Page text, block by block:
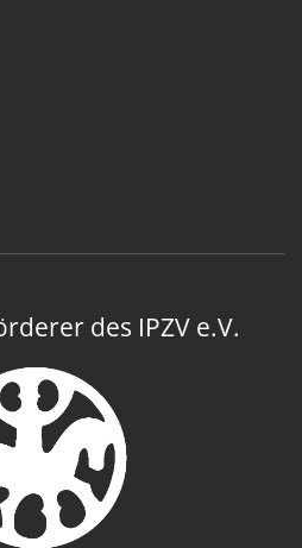
des IPZV e.V.